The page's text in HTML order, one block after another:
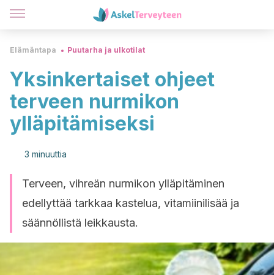
Elämäntapa Puutarha ja ulkotilat
Yksinkertaiset ohjeet
terveen nurmikon
ylläpitämiseksi
3 minuuttia
Terveen, vihreän nurmikon ylläpitäminen
edellyttää tarkkaa kastelua, vitamiinilisää ja
säännöllistä leikkausta.